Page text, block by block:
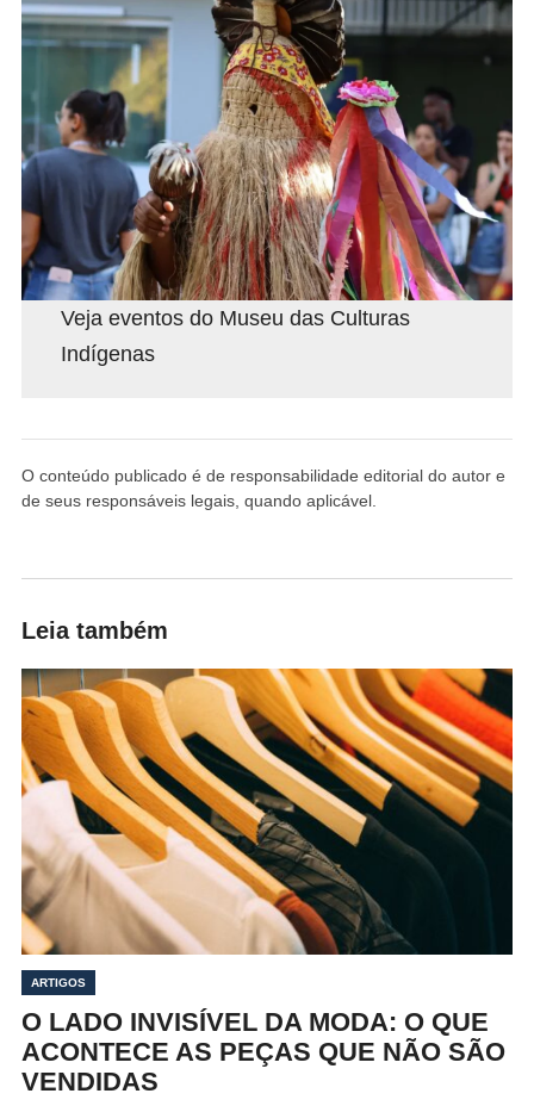
Veja eventos do Museu das Culturas
Indígenas
O conteúdo publicado é de responsabilidade editorial do autor e
de seus responsáveis legais, quando aplicável.
Leia também
ARTIGOS
O LADO INVISÍVEL DA MODA: O QUE
ACONTECE AS PEÇAS QUE NÃO SÃO
VENDIDAS